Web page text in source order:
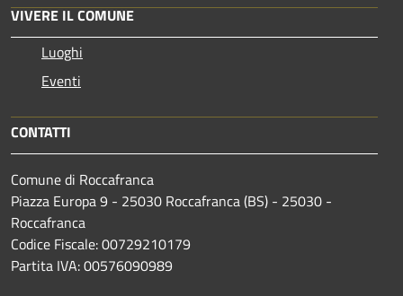
VIVERE IL COMUNE
Luoghi
Eventi
CONTATTI
Comune di Roccafranca
Piazza Europa 9 - 25030 Roccafranca (BS) - 25030 -
Roccafranca
Codice Fiscale: 00729210179
Partita IVA: 00576090989